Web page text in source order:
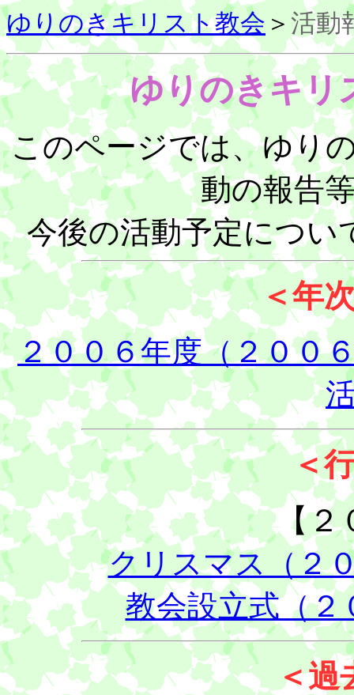
ゆりのきキリスト教会 ＞ 活動
ゆりのきキ
このページでは、ゆり
動の報告
今後の活動予定につい
＜年
２００６年度（２００
＜
【２
クリスマス（２
教会設立式（２
＜過